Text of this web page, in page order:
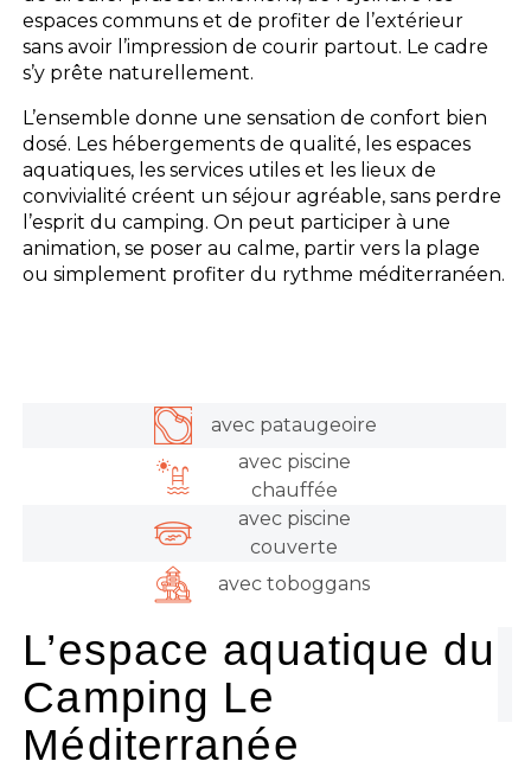
espaces communs et de profiter de l’extérieur
sans avoir l’impression de courir partout. Le cadre
s’y prête naturellement.
L’ensemble donne une sensation de confort bien
dosé. Les hébergements de qualité, les espaces
aquatiques, les services utiles et les lieux de
convivialité créent un séjour agréable, sans perdre
l’esprit du camping. On peut participer à une
animation, se poser au calme, partir vers la plage
ou simplement profiter du rythme méditerranéen.
avec pataugeoire
avec piscine
chauffée
avec piscine
couverte
avec toboggans
L’espace aquatique du
Camping Le
Méditerranée